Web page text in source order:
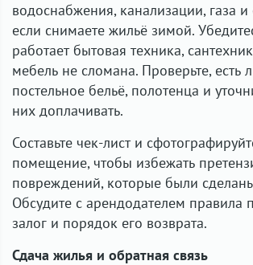
водоснабжения, канализации, газа и
если снимаете жильё зимой.
работает бытовая техника,
мебель не сломана. Проверьте, есть
постельное бельё, полотенца и
них доплачивать.
Составьте чек-лист и
помещение, чтобы избежать
повреждений, которые были
Обсудите с арендодателем правила
залог и порядок его возврата.
Сдача жилья и обратная связь